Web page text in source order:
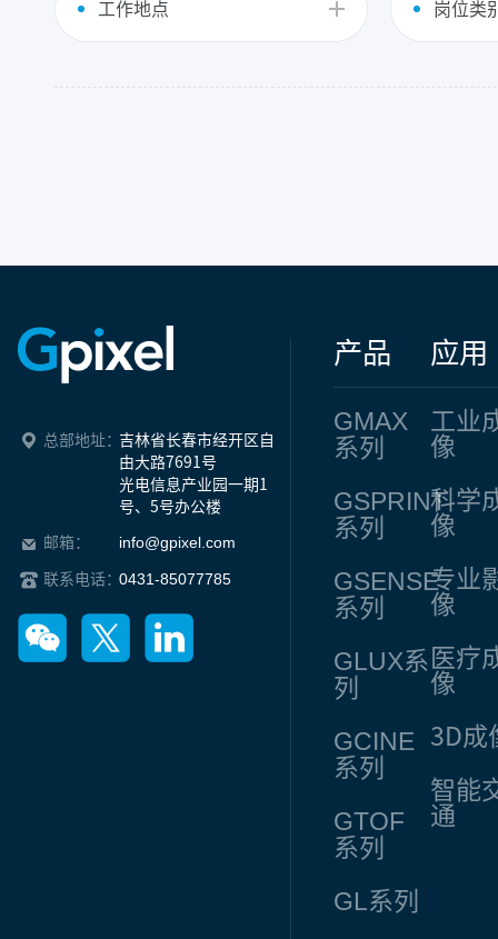
工作地点 岗位类
总部地址：吉林省长春市经开区自
由大路7691号
光电信息产业园一期1
号、5号办公楼
邮箱： info@gpixel.com
联系电话：0431-85077785
产品
GMAX
系列
GSPRINT
系列
GSENSE
系列
GLUX系
列
GCINE
系列
GTOF
系列
GL系列
应用
工业
像
科学
像
专业
像
医疗
像
3D成
智能
通